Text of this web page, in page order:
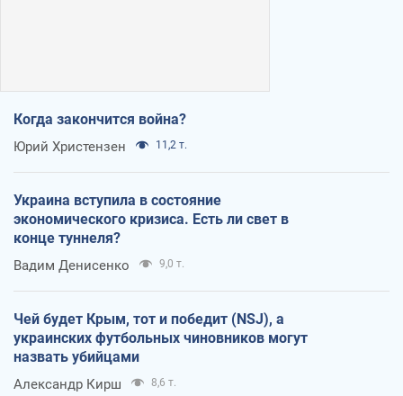
Когда закончится война?
Юрий Христензен 11,2 т.
Украина вступила в состояние
экономического кризиса. Есть ли свет в
конце туннеля?
Вадим Денисенко 9,0 т.
Чей будет Крым, тот и победит (NSJ), а
украинских футбольных чиновников могут
назвать убийцами
Александр Кирш 8,6 т.